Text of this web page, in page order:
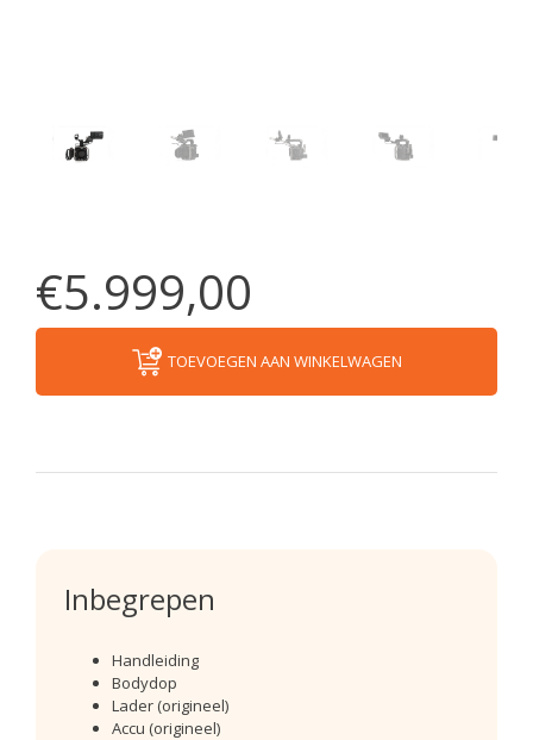
€5.999,00
TOEVOEGEN AAN WINKELWAGEN
Inbegrepen
Handleiding
Bodydop
Lader (origineel)
Accu (origineel)